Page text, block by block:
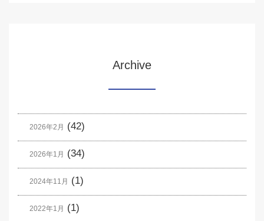
Archive
2026年2月 (42)
2026年1月 (34)
2024年11月 (1)
2022年1月 (1)